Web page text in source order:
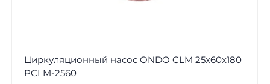
Циркуляционный насос ONDO CLM 25x60x180
PCLM-2560